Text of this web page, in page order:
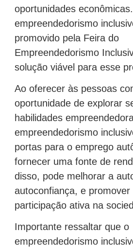
oportunidades
empreendedorismo
promovido pela Feira do
Empreendedorismo
solução viável para esse
Ao oferecer às pessoas
oportunidade de explorar
habilidades
empreendedorismo
portas para o emprego
fornecer uma fonte de
disso, pode melhorar a
autoconfiança, e
participação ativa na
Importante ressaltar que o
empreendedorismo